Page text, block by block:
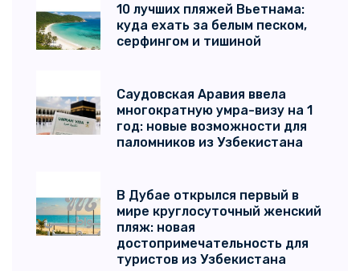
10 лучших пляжей Вьетнама:
куда ехать за белым песком,
серфингом и тишиной
Саудовская Аравия ввела
многократную умра-визу на 1
год: новые возможности для
паломников из Узбекистана
В Дубае открылся первый в
мире круглосуточный женский
пляж: новая
достопримечательность для
туристов из Узбекистана